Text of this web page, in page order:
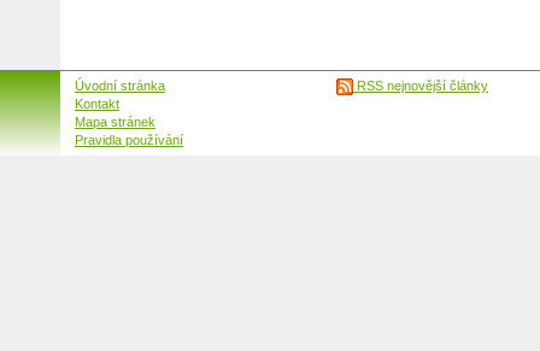
Úvodní stránka
Kontakt
Mapa stránek
Pravidla používání
RSS nejnovější články